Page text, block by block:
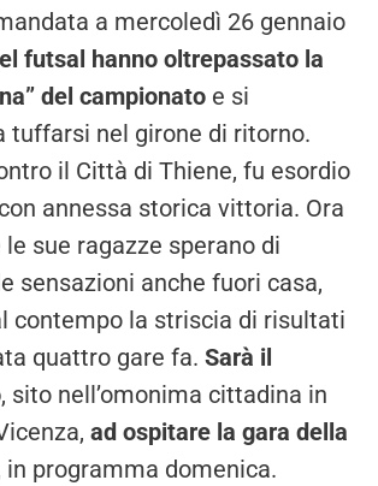
a mercoledì 26 gennaio
futsal hanno oltrepassato la
del campionato e si
tuffarsi nel girone di ritorno.
il Città di Thiene, fu esordio
annessa storica vittoria. Ora
sue ragazze sperano di
sensazioni anche fuori casa,
contempo la striscia di risultati
quattro gare fa.Sarà il
, sito nell’omonima cittadina in
ad ospitare la gara della
in programma domenica.